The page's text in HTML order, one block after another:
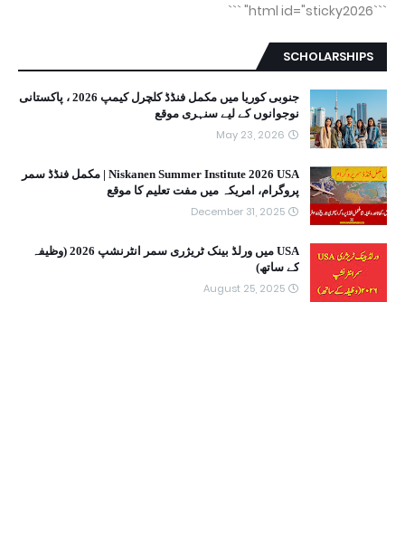
```html id="sticky2026"
```
SCHOLARSHIPS
جنوبی کوریا میں مکمل فنڈڈ کلچرل کیمپ 2026 ، پاکستانی
نوجوانوں کے لیے سنہری موقع
May 23, 2026
Niskanen Summer Institute 2026 USA | مکمل فنڈڈ سمر
پروگرام، امریکہ میں مفت تعلیم کا موقع
December 31, 2025
USA میں ورلڈ بینک ٹریژری سمر انٹرنشپ 2026 (وظیفہ
کے ساتھ)
August 25, 2025